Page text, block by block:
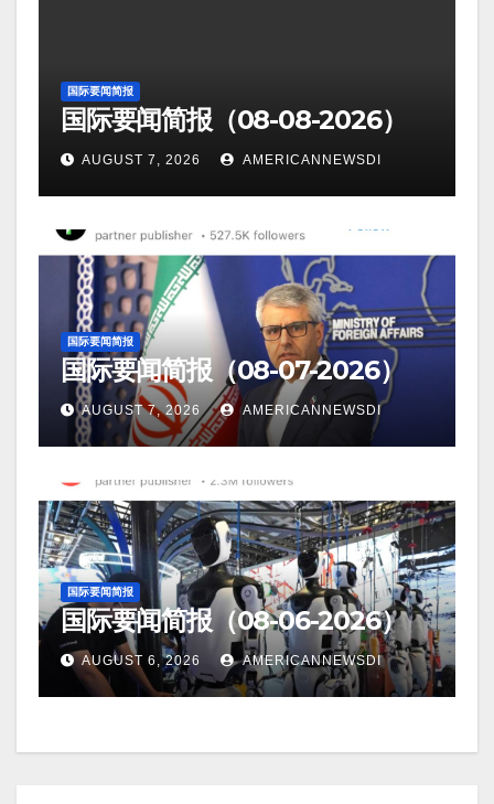
国际要闻简报
国际要闻简报（08-08-2026）
AUGUST 7, 2026 AMERICANNEWSDI
国际要闻简报
国际要闻简报（08-07-2026）
AUGUST 7, 2026 AMERICANNEWSDI
国际要闻简报
国际要闻简报（08-06-2026）
AUGUST 6, 2026 AMERICANNEWSDI